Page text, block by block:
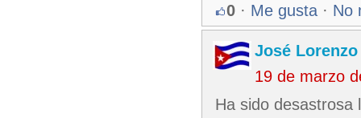
0 · Me gusta · No
José
19 de marzo
Ha sido desastrosa